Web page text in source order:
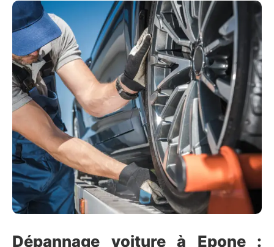
Dépannage voiture à Epone :